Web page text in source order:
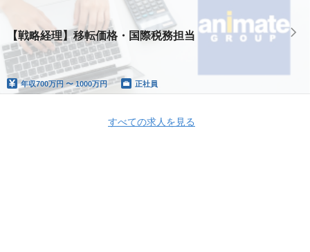
【戦略経理】移転価格・国際税務担当
年収700万円 〜 1000万円 正社員
すべての求人を見る